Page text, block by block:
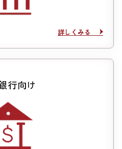
詳しくみる
詳しくみる
行向け